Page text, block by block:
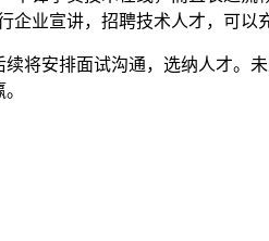
业宣讲，招聘技术人才，可以
安排面试沟通，选纳人才。